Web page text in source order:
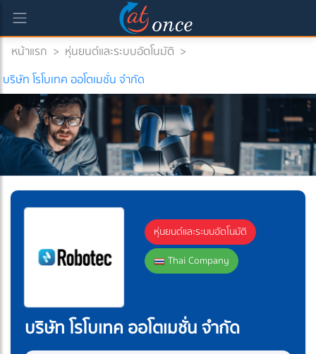
หน้าแรก > หุ่นยนต์และระบบอัตโนมัติ >
บริษัท โรโบเทค ออโตเมชั่น จำกัด
หุ่นยนต์และระบบอัตโนมัติ
Thai Company
บริษัท โรโบเทค ออโตเมชั่น จำกัด